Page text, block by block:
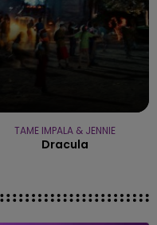
TAME IMPALA & JENNIE
Dracula